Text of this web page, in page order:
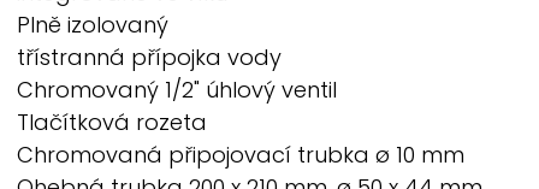
Plně izolovaný
třístranná přípojka vody
Chromovaný 1/2" úhlový ventil
Tlačítková rozeta
Chromovaná připojovací trubka ø 10 mm